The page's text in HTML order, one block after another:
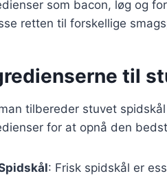
som bacon, løg og
retten til forskellige
til
tilbereder stuvet
for at opnå den
: Frisk spidskål er